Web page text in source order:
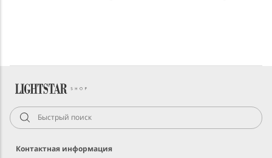
Контактная информация